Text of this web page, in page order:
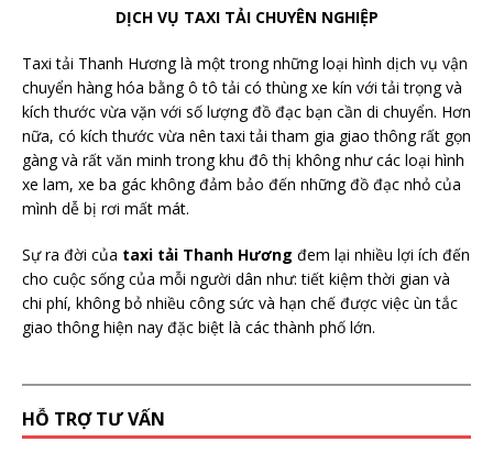
DỊCH VỤ TAXI TẢI CHUYÊN NGHIỆP
Taxi tải Thanh Hương là một trong những loại hình dịch vụ vận
chuyển hàng hóa bằng ô tô tải có thùng xe kín với tải trọng và
kích thước vừa vặn với số lượng đồ đạc bạn cần di chuyển. Hơn
nữa, có kích thước vừa nên taxi tải tham gia giao thông rất gọn
gàng và rất văn minh trong khu đô thị không như các loại hình
xe lam, xe ba gác không đảm bảo đến những đồ đạc nhỏ của
mình dễ bị rơi mất mát.
Sự ra đời của taxi tải Thanh Hương đem lại nhiều lợi ích đến
cho cuộc sống của mỗi người dân như: tiết kiệm thời gian và
chi phí, không bỏ nhiều công sức và hạn chế được việc ùn tắc
giao thông hiện nay đặc biệt là các thành phố lớn.
HỖ TRỢ TƯ VẤN